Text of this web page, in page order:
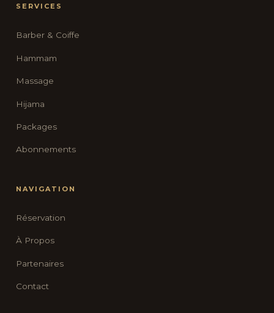
SERVICES
Barber & Coiffe
Hammam
Massage
Hijama
Packages
Abonnements
NAVIGATION
Réservation
À Propos
Partenaires
Contact